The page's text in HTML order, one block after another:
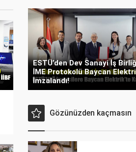
ESTÜ’den Dev Sanayi İş
İME Protokolü Baycan
İmzalandı!
Gözünüzden kaçmasın